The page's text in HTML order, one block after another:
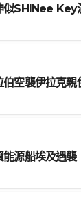
似SHINee
空襲伊拉克親
能源船埃及遇